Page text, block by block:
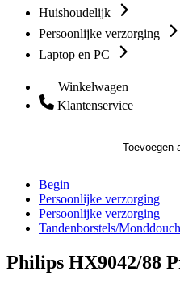
Huishoudelijk
Persoonlijke verzorging
Laptop en PC
Winkelwagen
Klantenservice
Toevoegen
Begin
Persoonlijke verzorging
Persoonlijke verzorging
Tandenborstels/
Philips HX9042/88